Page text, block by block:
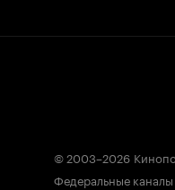
© 2003–2026
Федеральные